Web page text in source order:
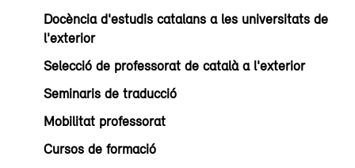
Docència d'estudis catalans a les universitats de
l'exterior
Selecció de professorat de català a l'exterior
Seminaris de traducció
Mobilitat professorat
Cursos de formació